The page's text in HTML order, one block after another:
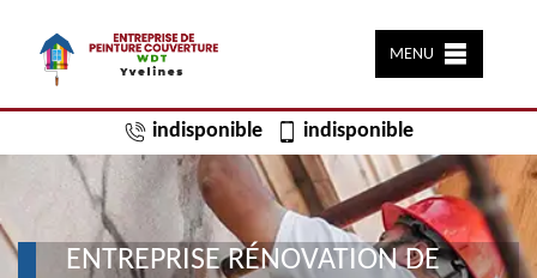
MENU
indisponible indisponible
ENTREPRISE RÉNOVATION DE